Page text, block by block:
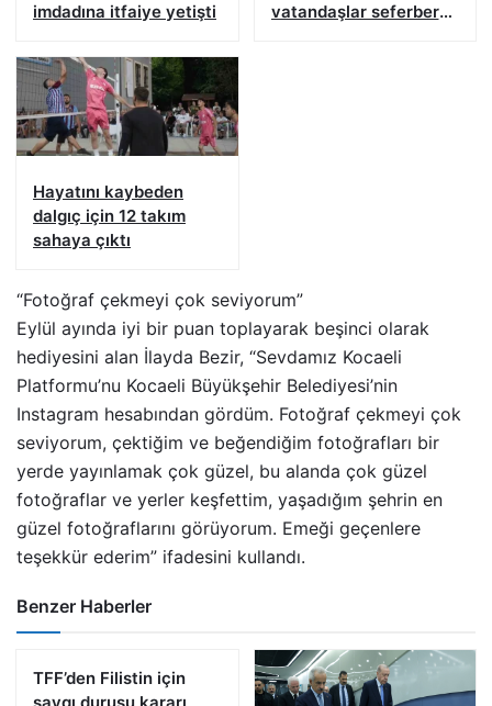
imdadına itfaiye yetişti
vatandaşlar seferber
Hayatını kaybeden
dalgıç için 12 takım
sahaya çıktı
“Fotoğraf çekmeyi çok seviyorum”
Eylül ayında iyi bir puan toplayarak beşinci olarak
hediyesini alan İlayda Bezir, “Sevdamız Kocaeli
Platformu’nu Kocaeli Büyükşehir Belediyesi’nin
Instagram hesabından gördüm. Fotoğraf çekmeyi çok
seviyorum, çektiğim ve beğendiğim fotoğrafları bir
yerde yayınlamak çok güzel, bu alanda çok güzel
fotoğraflar ve yerler keşfettim, yaşadığım şehrin en
güzel fotoğraflarını görüyorum. Emeği geçenlere
teşekkür ederim” ifadesini kullandı.
Benzer Haberler
TFF’den Filistin için